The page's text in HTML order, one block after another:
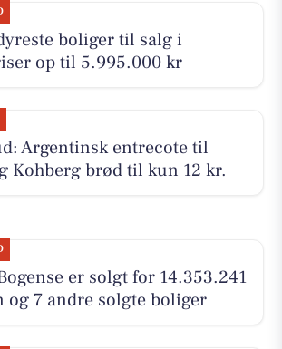
boliger til salg i
op til 5.995.000 kr
Argentinsk entrecote til
Kohberg brød til kun 12 kr.
er solgt for 14.353.241
og 7 andre solgte boliger